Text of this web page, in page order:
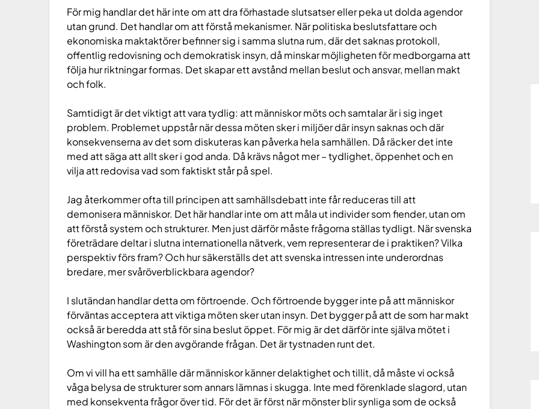
För mig handlar det här inte om att dra förhastade slutsatser eller peka ut dolda agendor
utan grund. Det handlar om att förstå mekanismer. När politiska beslutsfattare och
ekonomiska maktaktörer befinner sig i samma slutna rum, där det saknas protokoll,
offentlig redovisning och demokratisk insyn, då minskar möjligheten för medborgarna att
följa hur riktningar formas. Det skapar ett avstånd mellan beslut och ansvar, mellan makt
och folk.
Samtidigt är det viktigt att vara tydlig: att människor möts och samtalar är i sig inget
problem. Problemet uppstår när dessa möten sker i miljöer där insyn saknas och där
konsekvenserna av det som diskuteras kan påverka hela samhällen. Då räcker det inte
med att säga att allt sker i god anda. Då krävs något mer – tydlighet, öppenhet och en
vilja att redovisa vad som faktiskt står på spel.
Jag återkommer ofta till principen att samhällsdebatt inte får reduceras till att
demonisera människor. Det här handlar inte om att måla ut individer som fiender, utan om
att förstå system och strukturer. Men just därför måste frågorna ställas tydligt. När svenska
företrädare deltar i slutna internationella nätverk, vem representerar de i praktiken? Vilka
perspektiv förs fram? Och hur säkerställs det att svenska intressen inte underordnas
bredare, mer svåröverblickbara agendor?
I slutändan handlar detta om förtroende. Och förtroende bygger inte på att människor
förväntas acceptera att viktiga möten sker utan insyn. Det bygger på att de som har makt
också är beredda att stå för sina beslut öppet. För mig är det därför inte själva mötet i
Washington som är den avgörande frågan. Det är tystnaden runt det.
Om vi vill ha ett samhälle där människor känner delaktighet och tillit, då måste vi också
våga belysa de strukturer som annars lämnas i skugga. Inte med förenklade slagord, utan
med konsekventa frågor över tid. För det är först när mönster blir synliga som de också